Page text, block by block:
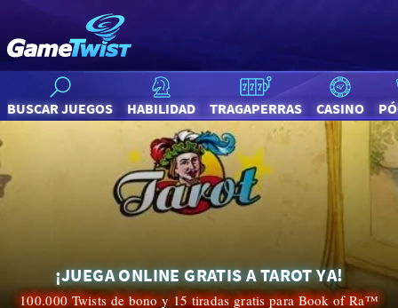
BUSCAR JUEGOS HABILIDAD TRAGAPERRAS CASINO
¡JUEGA ONLINE GRATIS A TAROT YA!
100.000 Twists de bono y 15 tiradas gratis para Book of Ra™